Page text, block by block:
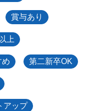
賞与あり
上
め 第二新卒OK
アップ